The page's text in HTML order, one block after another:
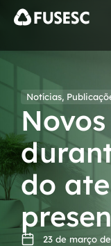
Notícias,
do
23 de março